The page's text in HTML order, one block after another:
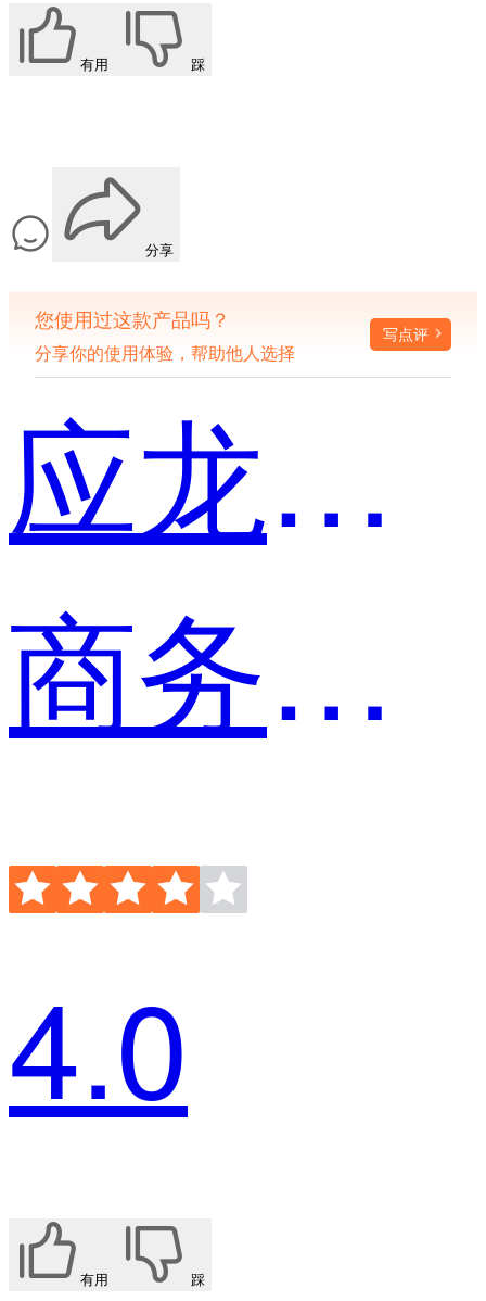
有用 踩
分享
您使用过这款产品吗？
分享你的使用体验，帮助他人选择
写点评
应龙宛筠
商务专员
4.0
有用 踩